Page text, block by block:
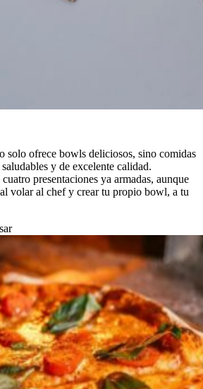
solo ofrece bowls deliciosos, sino comidas
y de excelente calidad.
presentaciones ya armadas, aunque
volar al chef y crear tu propio bowl, a tu